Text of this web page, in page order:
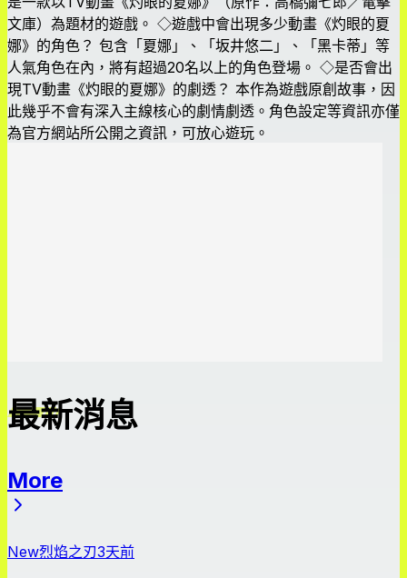
文庫）為題材的遊戲。 ◇遊戲中會出現多少動畫《灼眼的夏
娜》的角色？ 包含「夏娜」、「坂井悠二」、「黑卡蒂」等
人氣角色在內，將有超過20名以上的角色登場。 ◇是否會出
現TV動畫《灼眼的夏娜》的劇透？ 本作為遊戲原創故事，因
此幾乎不會有深入主線核心的劇情劇透。角色設定等資訊亦僅
為官方網站所公開之資訊，可放心遊玩。
最新消息
More
New烈焰之刃3天前